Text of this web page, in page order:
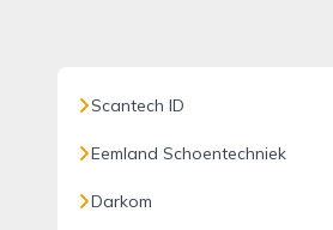
Scantech ID
Eemland Schoentechniek
Darkom